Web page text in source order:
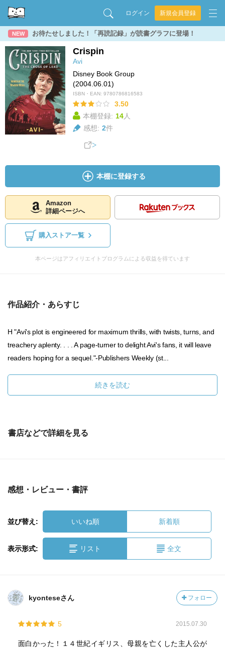
ログイン 新規会員登録
NEW お待たせしました！「再読記録」が読書グラフに登場！
Crispin
Avi
Disney Book Group
(2004.06.01)
ISBN・EAN: 9780786816583
3.50
本棚登録: 14人
感想: 2件
本棚に登録する
Amazon
詳細ページへ
購入ストア一覧
本ページはアフィリエイトプログラムによる収益を得ています
作品紹介・あらすじ
H "Avi's plot is engineered for maximum thrills, with twists, turns, and
treachery aplenty. . . . A page-turner to delight Avi's fans, it will leave
readers hoping for a sequel."-Publishers Weekly (st...
続きを読む
書店などで詳細を見る
感想・レビュー・書評
並び替え: いいね順 新着順
表示形式: リスト 全文
kyonteseさん フォロー
5 2015.07.30
面白かった！１４世紀イギリス、母親を亡くした主人公が